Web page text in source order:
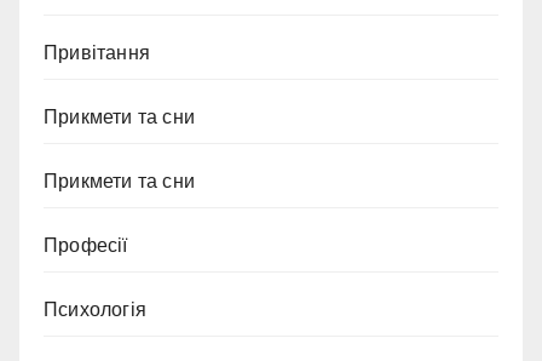
Привітання
Прикмети та сни
Прикмети та сни
Професії
Психологія